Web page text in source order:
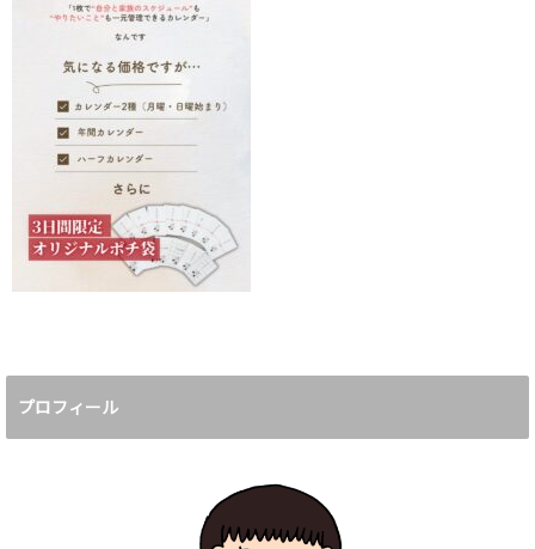
プロフィール